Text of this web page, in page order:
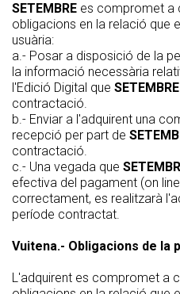
SETEMBRE es compromet a
obligacions en la relació que
usuària:
a.- Posar a disposició de la
la informació necessària
l'Edició Digital que SETEMBRE
contractació.
b.- Enviar a l'adquirent una
recepció per part de
contractació.
c.- Una vegada que
efectiva del pagament (on
correctament, es realitzarà
període contractat.
Vuitena.- Obligacions de la
L'adquirent es compromet a